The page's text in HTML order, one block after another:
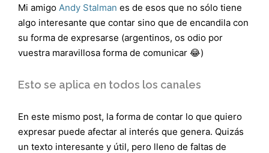
Mi amigo Andy Stalman es de esos que no sólo tiene
algo interesante que contar sino que de encandila con
su forma de expresarse (argentinos, os odio por
vuestra maravillosa forma de comunicar 😂)
Esto se aplica en todos los canales
En este mismo post, la forma de contar lo que quiero
expresar puede afectar al interés que genera. Quizás
un texto interesante y útil, pero lleno de faltas de